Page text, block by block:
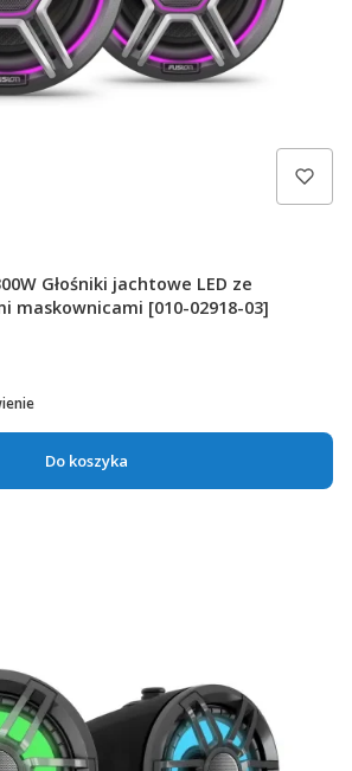
maskownicami [010-02918-03]
Do koszyka